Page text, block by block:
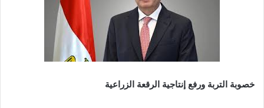
خصوبة التربة ورفع إنتاجية الرقعة الزراعية